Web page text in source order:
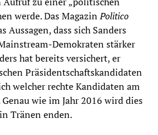
werde. Das MagazinPolitico
Aussagen, dass sich Sanders
Demokraten stärker
hat bereits versichert, er
Präsidentschaftskandidaten
welcher rechte Kandidaten am
wie im Jahr 2016 wird dies
Tränen enden.